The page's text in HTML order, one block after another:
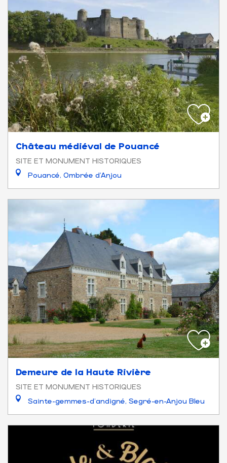
Château médiéval de Pouancé
SITE ET MONUMENT HISTORIQUES
Pouancé, Ombrée d'Anjou
Demeure de la Haute Rivière
SITE ET MONUMENT HISTORIQUES
Sainte-gemmes-d'andigné, Segré-en-Anjou Bleu